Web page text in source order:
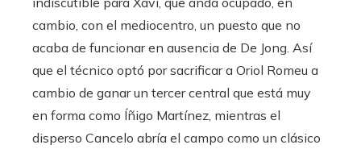
cambio, con el mediocentro, un puesto que no
acaba de funcionar en ausencia de De Jong. Así
que el técnico optó por sacrificar a Oriol Romeu a
cambio de ganar un tercer central que está muy
en forma como Íñigo Martínez, mientras el
disperso Cancelo abría el campo como un clásico